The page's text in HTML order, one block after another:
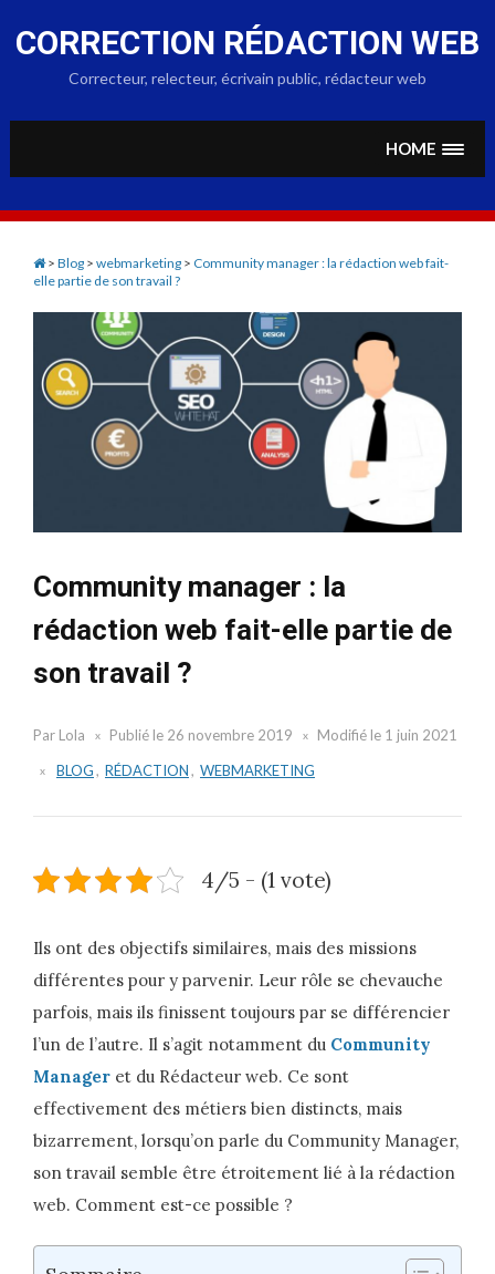
to
content
CORRECTION RÉDACTION WEB
Correcteur, relecteur, écrivain public, rédacteur web
HOME
> Blog > webmarketing > Community manager : la rédaction web fait-
elle partie de son travail ?
Community manager : la
rédaction web fait-elle partie de
son travail ?
Par Lola Publié le 26 novembre 2019 Modifié le 1 juin 2021
BLOG, RÉDACTION, WEBMARKETING
4/5 - (1 vote)
Ils ont des objectifs similaires, mais des missions
différentes pour y parvenir. Leur rôle se chevauche
parfois, mais ils finissent toujours par se différencier
l’un de l’autre. Il s’agit notamment du Community
Manager et du Rédacteur web. Ce sont
effectivement des métiers bien distincts, mais
bizarrement, lorsqu’on parle du Community Manager,
son travail semble être étroitement lié à la rédaction
web. Comment est-ce possible ?